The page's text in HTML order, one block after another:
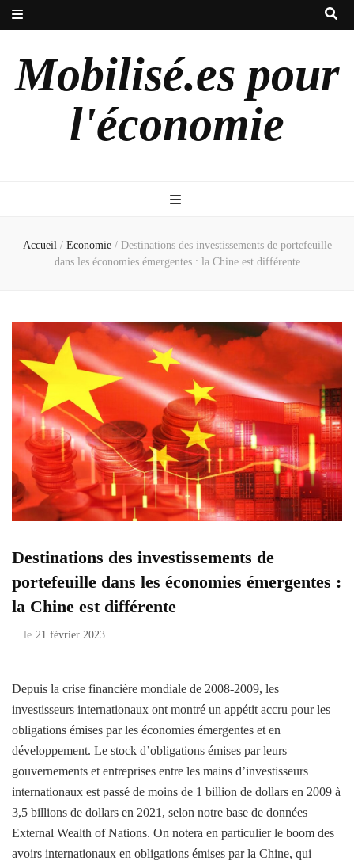
Mobilisé.es pour
l'économie
Accueil / Economie / Destinations des investissements de portefeuille
dans les économies émergentes : la Chine est différente
Destinations des investissements de
portefeuille dans les économies émergentes :
la Chine est différente
le 21 février 2023
Depuis la crise financière mondiale de 2008-2009, les
investisseurs internationaux ont montré un appétit accru pour les
obligations émises par les économies émergentes et en
développement. Le stock d’obligations émises par leurs
gouvernements et entreprises entre les mains d’investisseurs
internationaux est passé de moins de 1 billion de dollars en 2009 à
3,5 billions de dollars en 2021, selon notre base de données
External Wealth of Nations. On notera en particulier le boom des
avoirs internationaux en obligations émises par la Chine, qui